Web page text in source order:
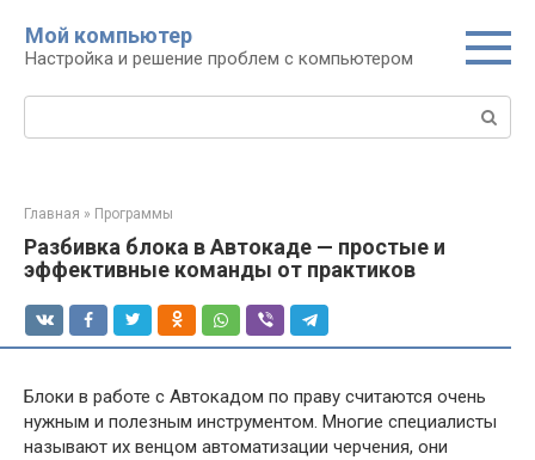
контенту
Мой компьютер
Настройка и решение проблем с компьютером
Поиск:
Главная » Программы
Разбивка блока в Автокаде — простые и
эффективные команды от практиков
Блоки в работе с Автокадом по праву считаются очень
нужным и полезным инструментом. Многие специалисты
называют их венцом автоматизации черчения, они